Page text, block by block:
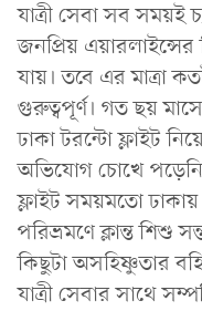
যাত্রী সেবা সব সময়ই
জনপ্রিয়
যায়। তবে এর মাত্রা
গুরুত্বপূর্ণ। গত ছয়
ঢাকা টরন্টো ফ্লাইট
অভিযোগ চোখে
ফ্লাইট সময়মতো
পরিভ্রমণে ক্লান্ত শিশু
কিছুটা অসহিষ্ণুতার
যাত্রী সেবার সাথে